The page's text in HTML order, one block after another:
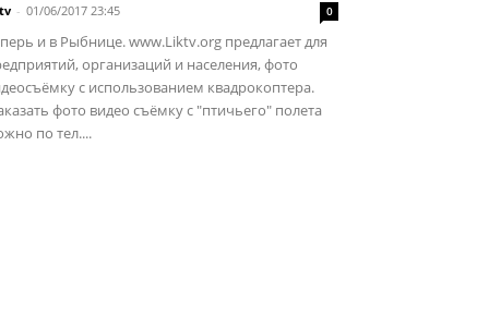
- 01/06/2017 23:45 0
и в Рыбнице. www.Liktv.org предлагает для
организаций и населения, фото
с использованием квадрокоптера.
фото видео съёмку с "птичьего" полета
по тел....